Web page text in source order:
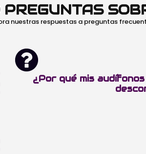
nuestras respuestas a preguntas
¿Por qué mis